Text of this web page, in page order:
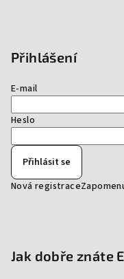
Přihlášení
E-mail
Heslo
Přihlásit se
Nová registrace
Jak dobře znáte